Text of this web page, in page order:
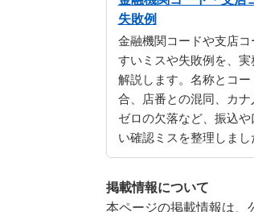
失敗例
金融機関コードや支店
すいミスや失敗例を、実
解説します。名称とコ
合、店番との混同、カ
ゼロの欠落など、振込
い確認ミスを整理しまし
掲載情報について
本ページの掲載情報は、